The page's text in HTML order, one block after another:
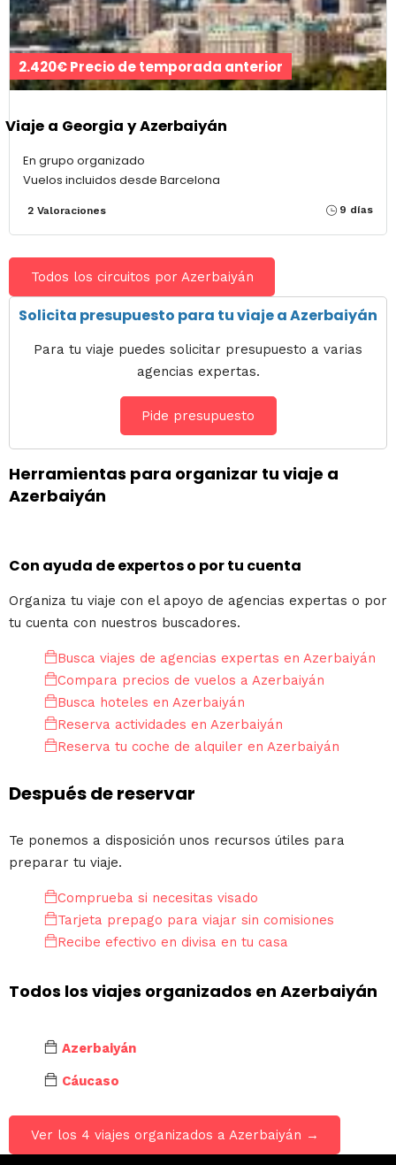
2.420€ Precio de temporada anterior
Viaje a Georgia y Azerbaiyán
En grupo organizado
Vuelos incluidos desde Barcelona
2 Valoraciones 9 días
Todos los circuitos por Azerbaiyán
Solicita presupuesto para tu viaje a Azerbaiyán
Para tu viaje puedes solicitar presupuesto a varias
agencias expertas.
Pide presupuesto
Herramientas para organizar tu viaje a
Azerbaiyán
Con ayuda de expertos o por tu cuenta
Organiza tu viaje con el apoyo de agencias expertas o por
tu cuenta con nuestros buscadores.
Busca viajes de agencias expertas en Azerbaiyán
Compara precios de vuelos a Azerbaiyán
Busca hoteles en Azerbaiyán
Reserva actividades en Azerbaiyán
Reserva tu coche de alquiler en Azerbaiyán
Después de reservar
Te ponemos a disposición unos recursos útiles para
preparar tu viaje.
Comprueba si necesitas visado
Tarjeta prepago para viajar sin comisiones
Recibe efectivo en divisa en tu casa
Todos los viajes organizados en Azerbaiyán
Azerbaiyán
Cáucaso
Ver los 4 viajes organizados a Azerbaiyán →